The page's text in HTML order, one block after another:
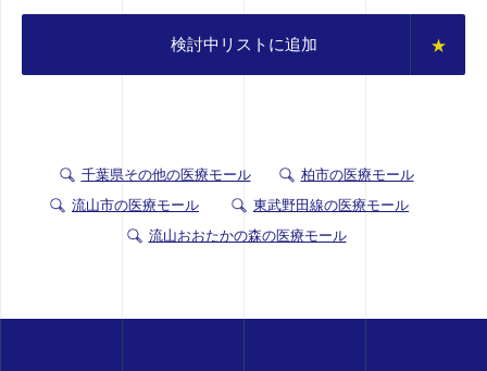
検討中リストに追加
千葉県その他の医療モール
柏市の医療モール
流山市の医療モール
東武野田線の医療モール
流山おおたかの森の医療モール